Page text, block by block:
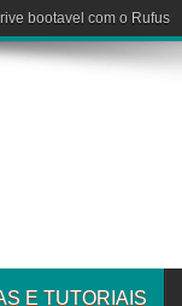
bootavel com o Rufus
E TUTORIAIS